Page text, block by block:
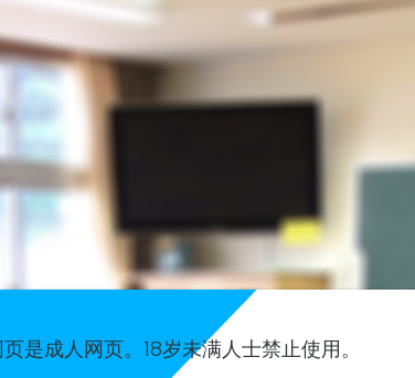
是成人网页。18岁未满人士禁止使用。